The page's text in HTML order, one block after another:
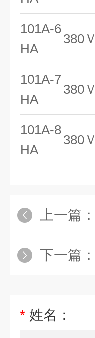
101A-6
HA
380Ｖ
101A-7
HA
380Ｖ
101A-8
HA
380Ｖ
上一篇：
下一篇：
* 姓名：